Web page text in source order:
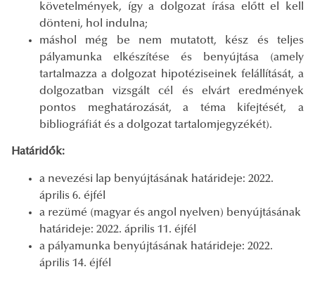
követelmények, így a dolgozat írása előtt el kell
dönteni, hol indulna;
máshol még be nem mutatott, kész és teljes
pályamunka elkészítése és benyújtása (amely
tartalmazza a dolgozat hipotéziseinek felállítását, a
dolgozatban vizsgált cél és elvárt eredmények
pontos meghatározását, a téma kifejtését, a
bibliográfiát és a dolgozat tartalomjegyzékét).
Határidők:
a nevezési lap benyújtásának határideje: 2022.
április 6. éjfél
a rezümé (magyar és angol nyelven) benyújtásának
határideje: 2022. április 11. éjfél
a pályamunka benyújtásának határideje: 2022.
április 14. éjfél